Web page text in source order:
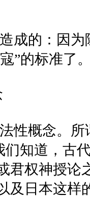
的：因为
寇”的标准
性概念。所
们知道，古
君权神授论
及日本这